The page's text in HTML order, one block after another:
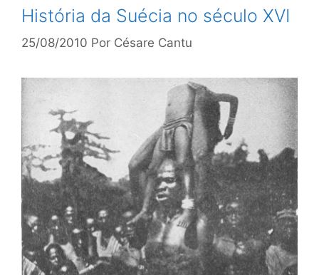
História da Suécia no século XVI
25/08/2010 Por Césare Cantu